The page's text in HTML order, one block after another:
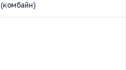
(комбайн)